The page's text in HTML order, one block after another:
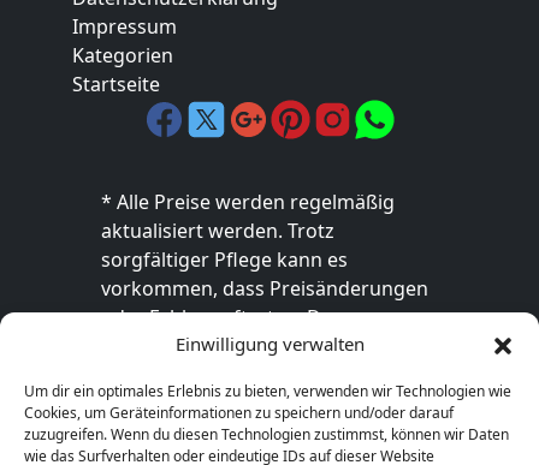
Einwilligung verwalten
Um dir ein optimales Erlebnis zu bieten, verwenden wir Technologien wie
Cookies, um Geräteinformationen zu speichern und/oder darauf
zuzugreifen. Wenn du diesen Technologien zustimmst, können wir Daten
wie das Surfverhalten oder eindeutige IDs auf dieser Website
Impressum
Kategorien
Startseite
* Alle Preise werden regelmäßig
aktualisiert werden. Trotz
sorgfältiger Pflege kann es
vorkommen, dass Preisänderungen
oder Fehler auftreten. Der
endgültige Preis sowie die
ausschließlich im jeweiligen Online-
Shop des Anbieters verbindlich. Bitte